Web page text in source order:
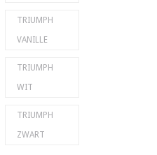
TRIUMPH
VANILLE
TRIUMPH
WIT
TRIUMPH
ZWART